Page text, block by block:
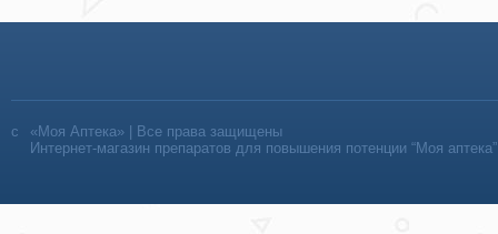
«Моя Аптека» | Все права защищены
Интернет-магазин препаратов для повышения потенции “Моя